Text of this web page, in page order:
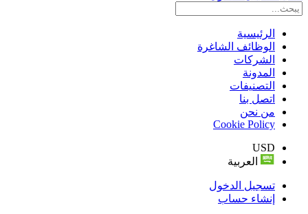
الرئيسية
الوظائف الشاغرة
الشركات
المدونة
التصنيفات
اتصل بنا
من نحن
Cookie Policy
USD
العربية
تسجيل الدخول
إنشاء حساب